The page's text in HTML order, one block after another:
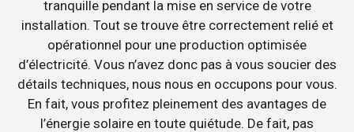
tranquille pendant la mise en service de votre
installation. Tout se trouve être correctement relié et
opérationnel pour une production optimisée
d’électricité. Vous n’avez donc pas à vous soucier des
détails techniques, nous nous en occupons pour vous.
En fait, vous profitez pleinement des avantages de
l’énergie solaire en toute quiétude. De fait, pas